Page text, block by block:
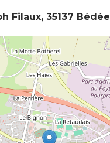
Filaux, 35137 Bédée